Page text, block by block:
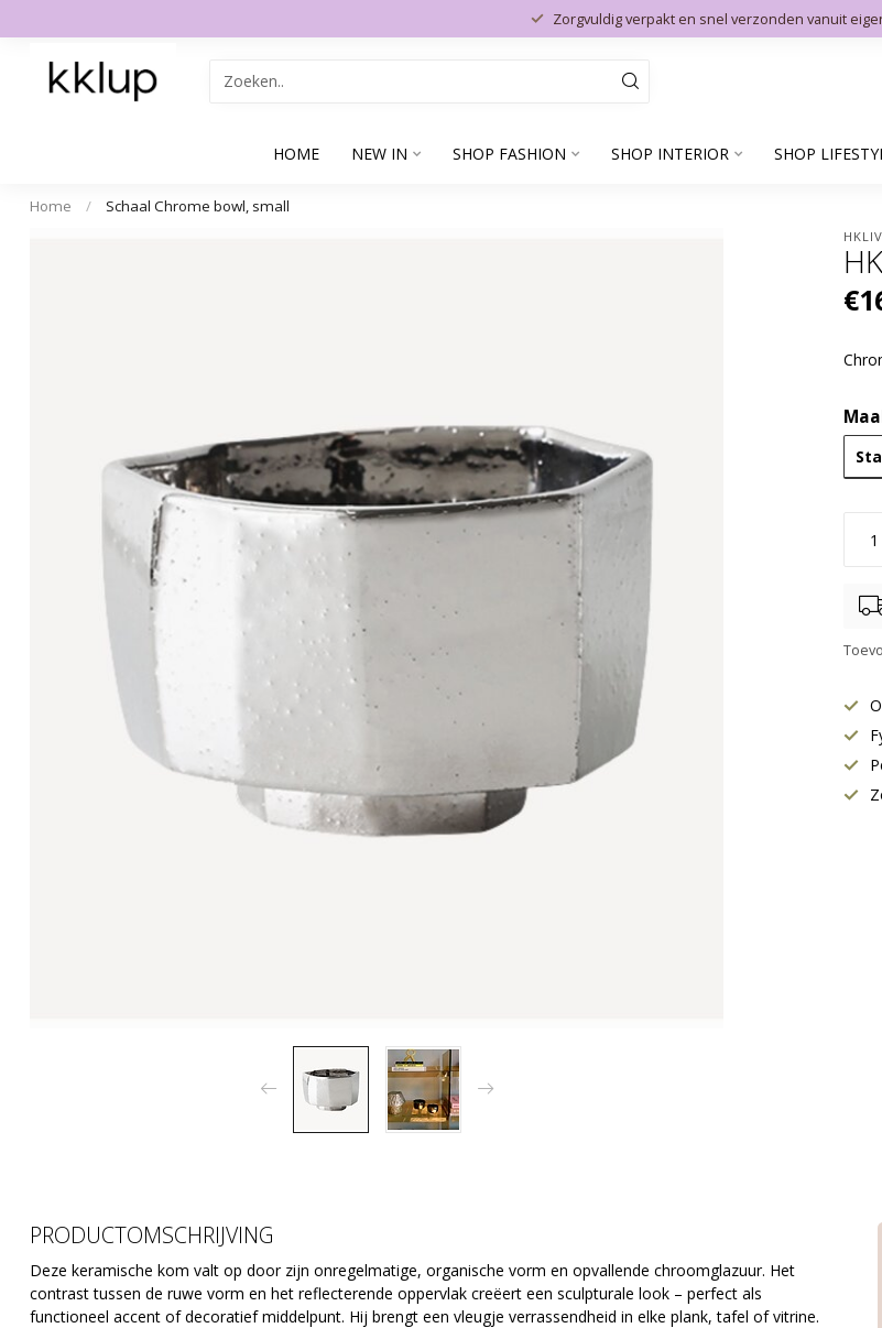
Zorgvuldig verpakt en snel verzonden vanuit
HOME NEW IN SHOP FASHION SHOP INTERIOR SHOP
Home / Schaal Chrome bowl, small
PRODUCTOMSCHRIJVING
Deze keramische kom valt op door zijn onregelmatige, organische vorm en opvallende chroomglazuur. Het
contrast tussen de ruwe vorm en het reflecterende oppervlak creëert een sculpturale look – perfect als
functioneel accent of decoratief middelpunt. Hij brengt een vleugje verrassendheid in elke plank, tafel of vitrine.